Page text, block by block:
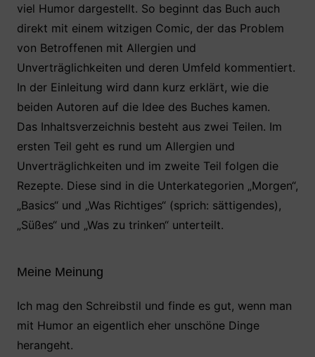
viel Humor dargestellt. So beginnt das Buch auch
direkt mit einem witzigen Comic, der das Problem
von Betroffenen mit Allergien und
Unverträglichkeiten und deren Umfeld kommentiert.
In der Einleitung wird dann kurz erklärt, wie die
beiden Autoren auf die Idee des Buches kamen.
Das Inhaltsverzeichnis besteht aus zwei Teilen. Im
ersten Teil geht es rund um Allergien und
Unverträglichkeiten und im zweite Teil folgen die
Rezepte. Diese sind in die Unterkategorien „Morgen“,
„Basics“ und „Was Richtiges“ (sprich: sättigendes),
„Süßes“ und „Was zu trinken“ unterteilt.
Meine Meinung
Ich mag den Schreibstil und finde es gut, wenn man
mit Humor an eigentlich eher unschöne Dinge
herangeht.